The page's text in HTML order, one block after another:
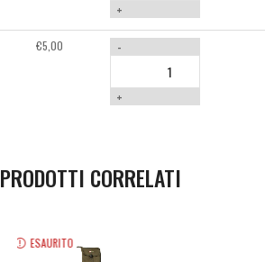
+
€5,00 -
+
PRODOTTI CORRELATI
ESAURITO